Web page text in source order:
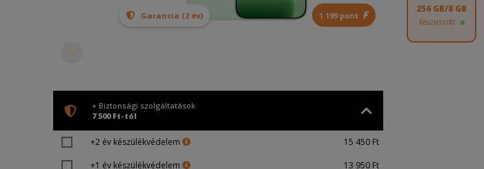
1 199 pont F
Garancia (2 év)
+ Biztonsági szolgáltatások
7 500 Ft-tól
+2 év készülékvédelem
15 450 Ft
+1 év készülékvédelem
13 950 Ft
256 GB/8 GB
Készletinfó: